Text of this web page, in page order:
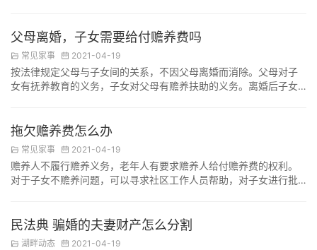
保障线时，赡养或抚养义务人应承担的赡养或抚养费按以下方法计
算： 赡养费的计算。首先计算子女家庭的人均月收入，子女人均月
收入低于最低生活保障线时，视为该子女无力…
父母离婚，子女需要给付赡养费吗
常见家事 2021-04-19
按法律规定父母与子女间的关系，不因父母离婚而消除。父母对子
女有抚养教育的义务，子女对父母有赡养扶助的义务。离婚后子女
父母可以向法院主张权利，经查实法院将会判决子女积极支付赡养
费。 子女作为赡养人，应当履行对老年人经济上供养、生活上照料
和精神上慰藉的义务，照顾老年人的特殊需要。儿子和…
拖欠赡养费怎么办
常见家事 2021-04-19
赡养人不履行赡养义务，老年人有要求赡养人给付赡养费的权利。
对于子女不赡养问题，可以寻求社区工作人员帮助，对子女进行批
子女进行批评教育，社区协助监督。 2、提起民事诉讼，老人可
以委托律师，向…
民法典 骗婚的夫妻财产怎么分割
湖畔动态 2021-04-19